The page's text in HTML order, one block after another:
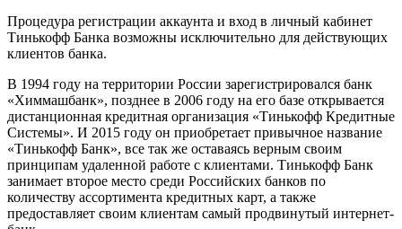
Процедура регистрации аккаунта и вход в личный кабинет
Тинькофф Банка возможны исключительно для действующих
клиентов банка.
В 1994 году на территории России зарегистрировался банк
«Химмашбанк», позднее в 2006 году на его базе открывается
дистанционная кредитная организация «Тинькофф Кредитные
Системы». И 2015 году он приобретает привычное название
«Тинькофф Банк», все так же оставаясь верным своим
принципам удаленной работе с клиентами. Тинькофф Банк
занимает второе место среди Российских банков по
количеству ассортимента кредитных карт, а также
предоставляет своим клиентам самый продвинутый интернет-